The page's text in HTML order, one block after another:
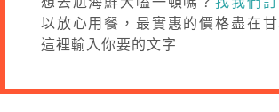
以放心用餐，最實惠的價格盡在
這裡輸入你要的文字